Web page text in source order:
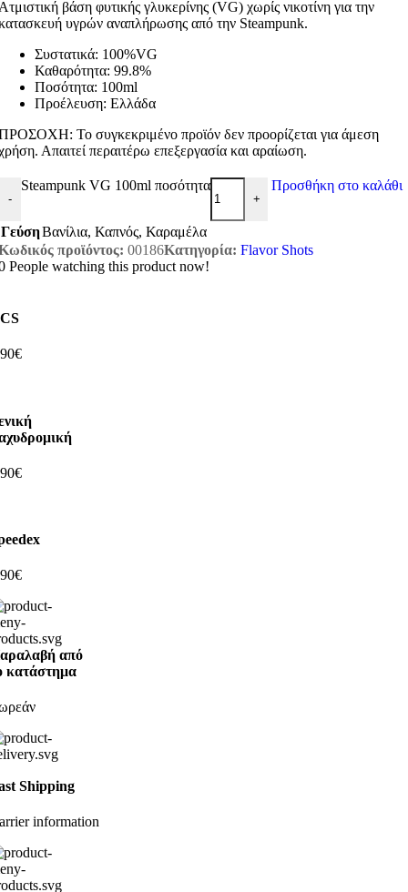
βάση φυτικής γλυκερίνης (VG) χωρίς νικοτίνη για την
υγρών αναπλήρωσης από την Steampunk.
Συστατικά: 100%VG
Καθαρότητα: 99.8%
Ποσότητα: 100ml
Προέλευση: Ελλάδα
Το συγκεκριμένο προϊόν δεν προορίζεται για άμεση
Απαιτεί περαιτέρω επεξεργασία και αραίωση.
-
Steampunk VG 100ml ποσότητα
+
Προσθήκη στο καλάθι
ΓεύσηΒανίλια, Καπνός, Καραμέλα
προϊόντος: 00186Κατηγορία: Flavor Shots
People watching this product now!
από
κατάστημα
Shipping
information